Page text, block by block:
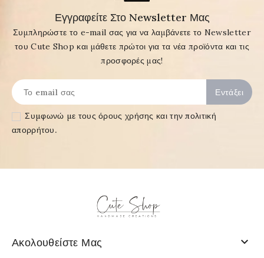
Εγγραφείτε Στο Newsletter Μας
Συμπληρώστε το e-mail σας για να λαμβάνετε το Newsletter
του Cute Shop και μάθετε πρώτοι για τα νέα προϊόντα και τις
προσφορές μας!
Συμφωνώ με τουςόρους χρήσης και την πολιτική
απορρήτου.
Ακολουθείστε Μας 